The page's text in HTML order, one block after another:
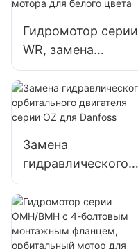
строительной
техники
Гидромотор серии
WR, замена
орбитального
мотора для
белого цвета
Замена
гидравлического
орбитального
двигателя серии
OZ для Danfoss